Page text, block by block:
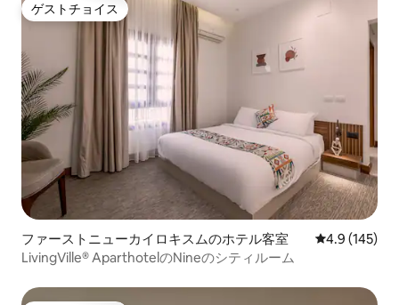
ゲストチョイス
ゲストチョイス
ファーストニューカイロキスムのホテル客室 レビュー145
4.9 (145)
LivingVille® AparthotelのNineのシティルーム